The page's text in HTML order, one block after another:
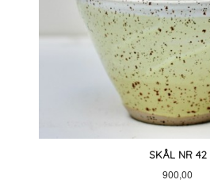
SKÅL NR 42
Pris
900,00